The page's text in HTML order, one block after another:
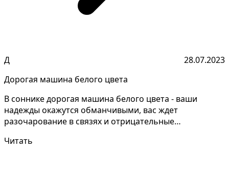
Д
28.07.2023
Дорогая машина белого цвета
В соннике дорогая машина белого цвета - ваши
надежды окажутся обманчивыми, вас ждет
разочарование в связях и отрицательные
Читать